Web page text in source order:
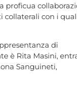
proficua
collaterali con i
di
è Rita Masini,
Sanguineti,